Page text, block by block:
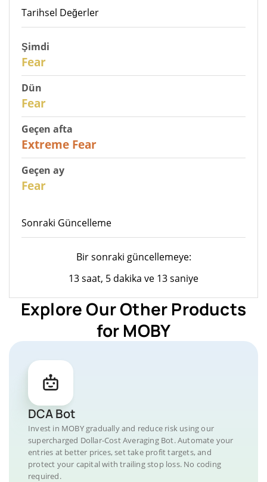
Tarihsel Değerler
Şimdi
Fear
Dün
Fear
Geçen afta
Extreme Fear
Geçen ay
Fear
Sonraki Güncelleme
Bir sonraki güncellemeye:
13 saat, 5 dakika ve 13 saniye
Explore Our Other Products
for MOBY
DCA Bot
Invest in MOBY gradually and reduce risk using our
supercharged Dollar-Cost Averaging Bot. Automate your
entries at better prices, set take profit targets, and
protect your capital with trailing stop loss. No coding
required.